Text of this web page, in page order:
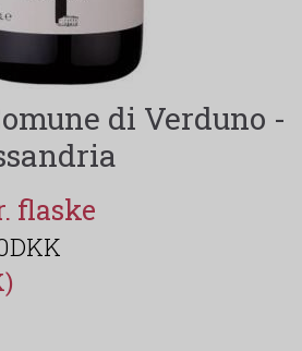
di Verduno -